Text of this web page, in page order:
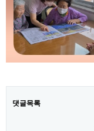
댓글목록